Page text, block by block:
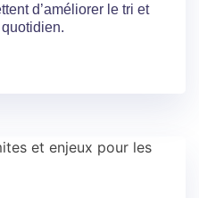
d’améliorer le tri et